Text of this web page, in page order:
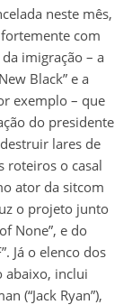
neste mês,
com
imigração – a
Black” e a
exemplo – que
do presidente
lares de
roteiros o casal
ator da sitcom
o projeto junto
None”, e do
Já o elenco dos
abaixo, inclui
(“Jack Ryan”),